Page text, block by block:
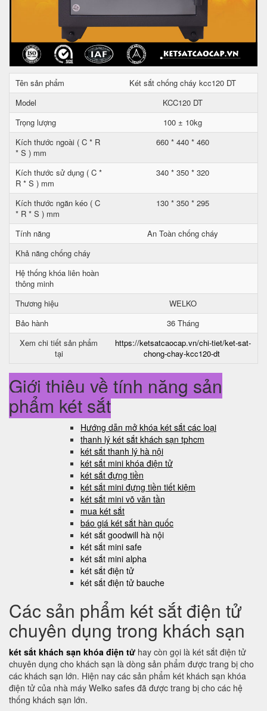
Tên sản phẩm
Két sắt chống cháy kcc120 DT
Model
KCC120 DT
Trọng lượng
100 ± 10kg
Kích thước ngoài ( C * R
* S ) mm
660 * 440 * 460
Kích thước sử dụng ( C *
R * S ) mm
340 * 350 * 320
Kích thước ngăn kéo ( C
* R * S ) mm
130 * 350 * 295
Tính năng
An Toàn chống cháy
Khả năng chống cháy
Hệ thống khóa liên hoàn
thông minh
Thương hiệu
WELKO
Bảo hành
36 Tháng
Xem chi tiết sản phẩm
tại
https://ketsatcaocap.vn/chi-tiet/ket-sat-
chong-chay-kcc120-dt
Giới thiệu về tính năng sản
phẩm két sắt
Hướng dẫn mở khóa két sắt các loại
thanh lý két sắt khách sạn tphcm
két sắt thanh lý hà nội
két sắt mini khóa điện tử
két sắt đựng tiền
két sắt mini đựng tiền tiết kiệm
két sắt mini võ văn tần
mua két sắt
báo giá két sắt hàn quốc
két sắt goodwill hà nội
két sắt mini safe
két sắt mini alpha
két sắt điện tử
két sắt điện tử bauche
Các sản phẩm két sắt điện tử
chuyên dụng trong khách sạn
két sắt khách sạn khóa điện tử hay còn gọi là két sắt điện tử
chuyên dụng cho khách sạn là dòng sản phẩm được trang bị cho
các khách sạn lớn. Hiện nay các sản phẩm két khách sạn khóa
điện tử của nhà máy Welko safes đã được trang bị cho các hệ
thống khách sạn lớn.